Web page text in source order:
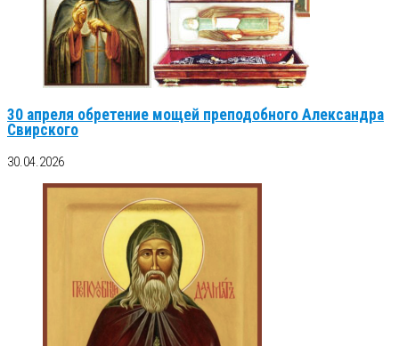
30 апреля обретение мощей преподобного Александра
Свирского
30.04.2026